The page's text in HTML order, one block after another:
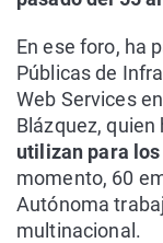
En ese foro, ha
Públicas de
Web Services
Blázquez, quien
utilizan para
momento, 60
Autónoma
multinacional.